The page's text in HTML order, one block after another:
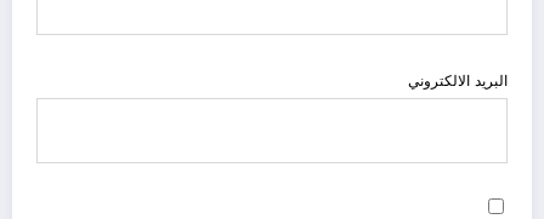
البريد الالكتروني